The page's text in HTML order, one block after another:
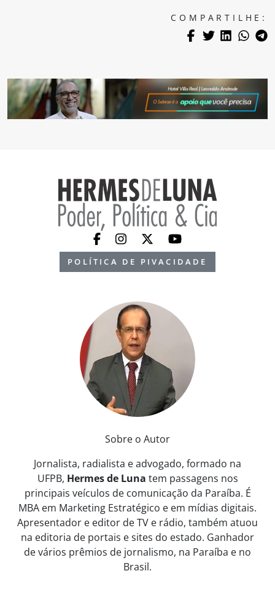
COMPARTILHE:
POLÍTICA DE PIVACIDADE
Sobre o Autor
Jornalista, radialista e advogado, formado na
UFPB, Hermes de Luna tem passagens nos
principais veículos de comunicação da Paraíba. É
MBA em Marketing Estratégico e em mídias digitais.
Apresentador e editor de TV e rádio, também atuou
na editoria de portais e sites do estado. Ganhador
de vários prêmios de jornalismo, na Paraíba e no
Brasil.